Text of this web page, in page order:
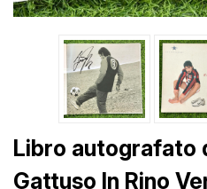
Libro autografato
Gattuso In Rino